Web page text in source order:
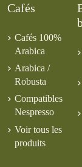
Cafés
Cafés 100%
Arabica
Arabica /
Robusta
Compatibles
Nespresso
Voir tous les
produits